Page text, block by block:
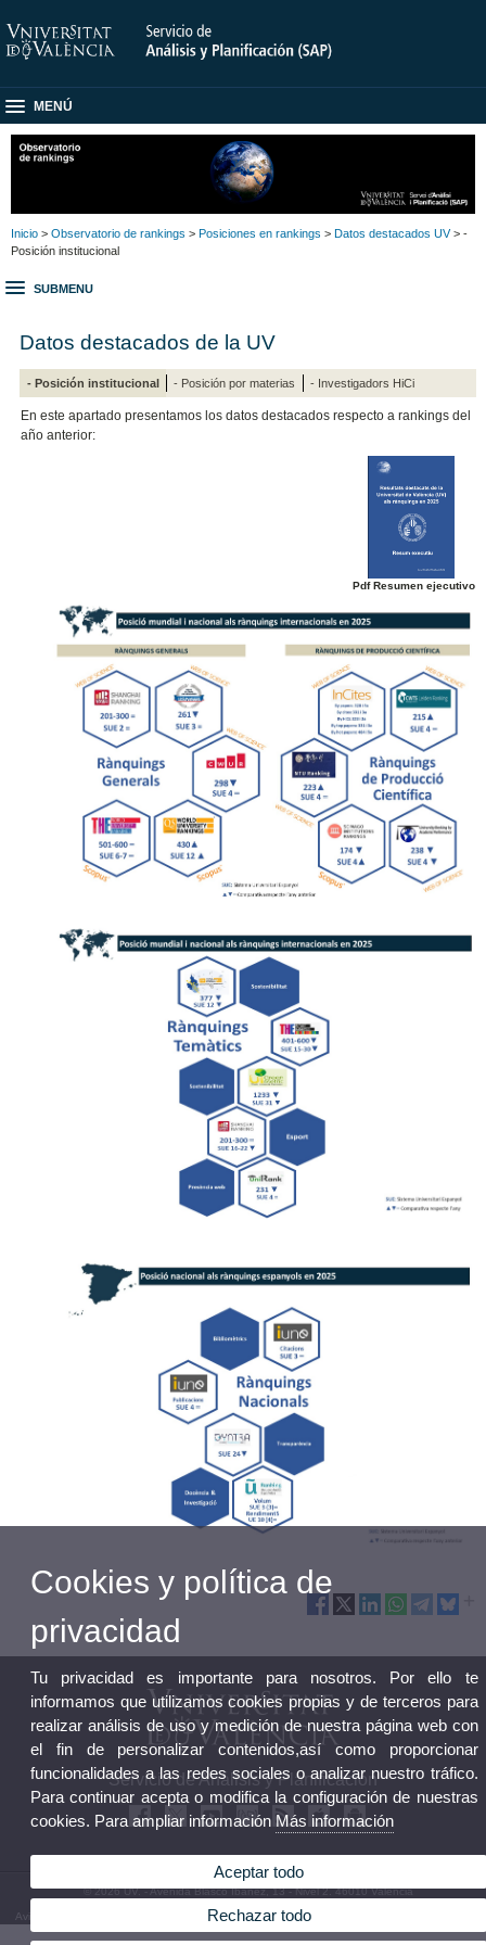
MENÚ
Inicio > Observatorio de rankings > Posiciones en rankings > Datos destacados UV> -
Posición institucional
SUBMENU
Datos destacados de la UV
- Posición institucional - Posición por materias - Investigadors HiCi
En este apartado presentamos los datos destacados respecto a rankings del
año anterior:
Pdf Resumen ejecutivo
Servicio de Análisis y Planificación
© 2026 UV. - Avenida Blasco Ibáñez, 13 - Nivel 2. 46010 Valencia
Aviso legal Política privacidad|Cookies|Transparencia
Cookies y política de
privacidad
Tu privacidad es importante para nosotros. Por ello te
informamos que utilizamos cookies propias y de terceros para
realizar análisis de uso y medición de nuestra página web con
el fin de personalizar contenidos,así como proporcionar
funcionalidades a las redes sociales o analizar nuestro tráfico.
Para continuar acepta o modifica la configuración de nuestras
cookies. Para ampliar información Más información
Aceptar todo
Rechazar todo